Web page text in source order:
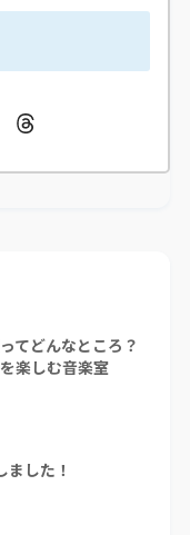
てどんなところ？
楽しむ音楽室
した！